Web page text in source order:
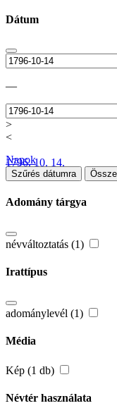
Dátum
—
>
<
1796. 10. 14.
Napok
Szűrés dátumra
Adomány tárgya
névváltoztatás (1)
Irattípus
adománylevél (1)
Média
Kép (1 db)
Névtér használata